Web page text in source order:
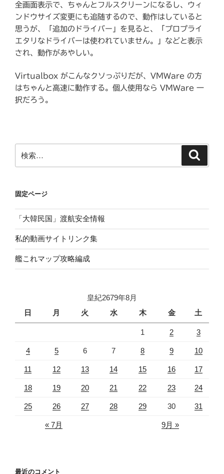
全画面表示で、ちゃんとフルスクリーンになるし、ウィ
ンドウサイズ変更にも追随するので、動作はしていると
思うが、「追加のドライバー」を見ると、「プロプライ
エタリなドライバーは使われていません。」などと表示
され、動作があやしい。
Virtualbox がこんなクソっぷりだが、VMWare の方
はちゃんと高速に動作する。個人使用なら VMWare 一
択だろう。
索:
固定ページ
「大韓民国」渡航安全情報
私的動画サイトリンク集
艦これマップ攻略編成
皇紀2679年8月
日
月 火 水 木 金 土
1 2 3
4 5 6 7 8 9 10
11 12 13 14 15 16 17
18 19 20 21 22 23 24
25 26 27 28 29 30 31
« 7月 9月 »
最近のコメント